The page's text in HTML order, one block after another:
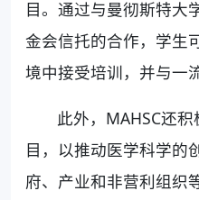
目。通过与曼彻斯特大
金会信托的合作，学生
境中接受培训，并与一
此外，MAHSC还
目，以推动医学科学的
府、产业和非营利组织